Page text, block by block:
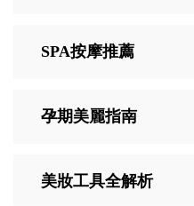
SPA按摩推薦
孕期美麗指南
美妝工具全解析